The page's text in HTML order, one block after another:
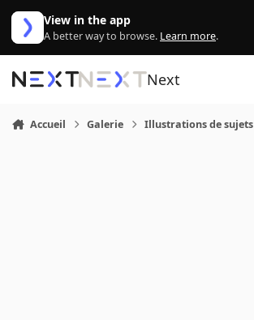
Aller au contenu
View in the app
A better way to browse. Learn more.
Next
Accueil Galerie Illustrations de sujets